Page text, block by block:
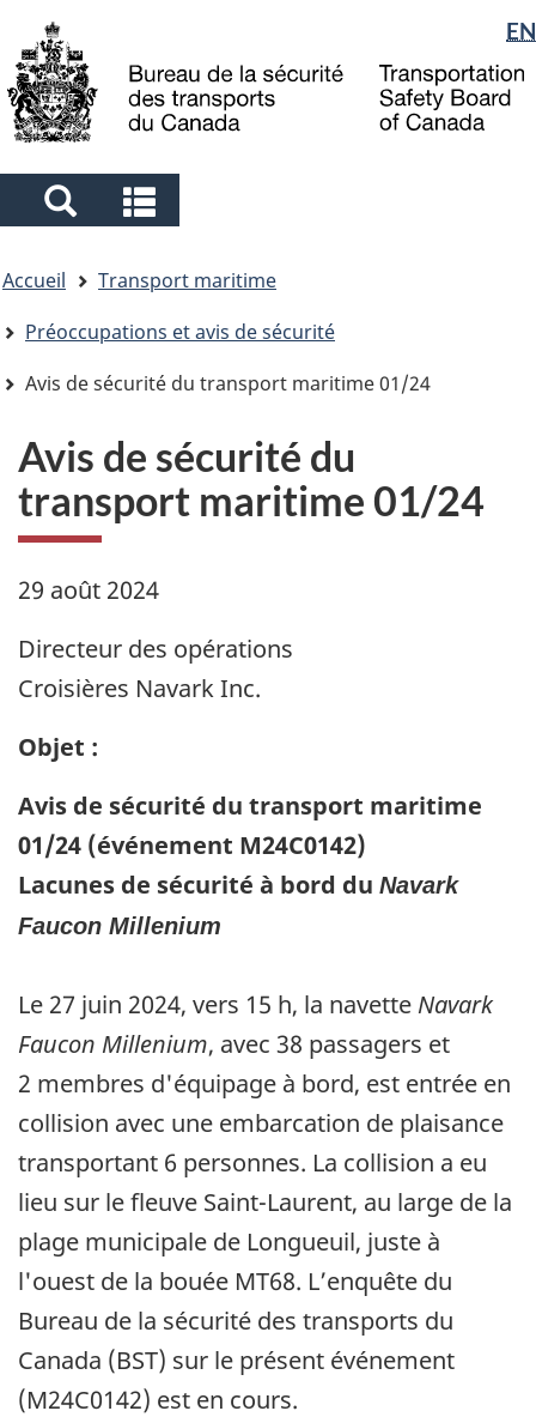
to
main
to
"About
government"
à
la
Sélection
de
la
langue
EN
Search
and
menus
and
menus
êtes
ici
Accueil
Transport maritime
Préoccupations et avis de sécurité
Avis de sécurité du transport maritime 01/24
Avis de sécurité du
transport maritime 01/24
29 août 2024
Directeur des opérations
Croisières Navark Inc.
Objet :
Avis de sécurité du transport maritime
01/24 (événement M24C0142)
Lacunes de sécurité à bord du Navark
Faucon Millenium
Le 27 juin 2024, vers 15 h, la navette Navark
Faucon Millenium, avec 38 passagers et
2 membres d'équipage à bord, est entrée en
collision avec une embarcation de plaisance
transportant 6 personnes. La collision a eu
lieu sur le fleuve Saint-Laurent, au large de la
plage municipale de Longueuil, juste à
l'ouest de la bouée MT68. L’enquête du
Bureau de la sécurité des transports du
Canada (BST) sur le présent événement
(M24C0142) est en cours.